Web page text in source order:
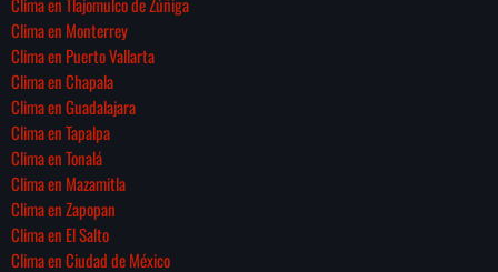
Clima en Monterrey
Clima en Puerto Vallarta
Clima en Chapala
Clima en Guadalajara
Clima en Tapalpa
Clima en Tonalá
Clima en Mazamitla
Clima en Zapopan
Clima en El Salto
Clima en Ciudad de México